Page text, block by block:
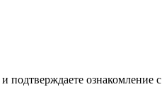
и подтверждаете ознакомление с